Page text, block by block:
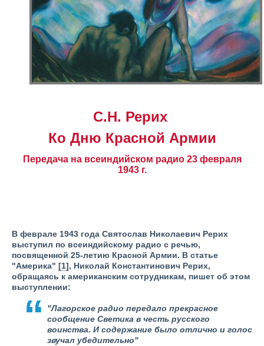
С.Н. Рерих
Ко Дню Красной Армии
Передача на всеиндийском радио 23 февраля
1943 г.
В феврале 1943 года Святослав Николаевич Рерих
выступил по всеиндийскому радио с речью,
посвященной 25-летию Красной Армии. В статье
"Америка" [1], Николай Константинович Рерих,
обращаясь к американским сотрудникам, пишет об этом
выступлении:
"Лагорское радио передало прекрасное
сообщение Светика в честь русского
воинства. И содержание было отлично и голос
звучал убедительно"